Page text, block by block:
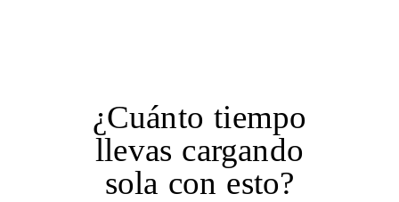
¿Cuánto tiempo
llevas cargando
sola con esto?